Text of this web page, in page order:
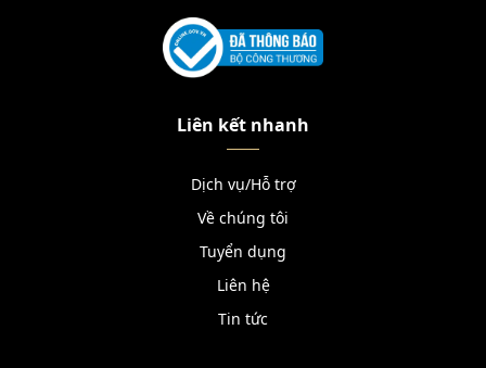
Liên kết nhanh
Dịch vụ/Hỗ trợ
Về chúng tôi
Tuyển dụng
Liên hệ
Tin tức